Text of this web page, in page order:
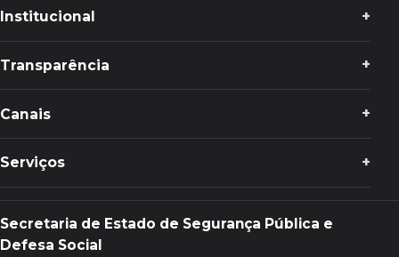
Institucional
Transparência
Canais
Serviços
Secretaria de Estado de Segurança Pública e
Defesa Social